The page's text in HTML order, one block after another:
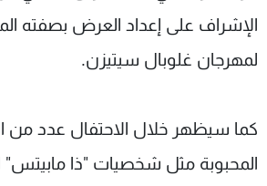
الإشراف على إعداد العرض بصفته
لمهرجان غلوبال سيتيزن.
كما سيظهر خلال الاحتفال عدد من
المحبوبة مثل شخصيات "ذا مابيتس"